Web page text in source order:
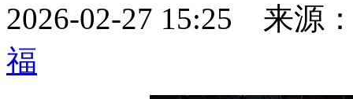
2026-02-27 15:25
来源
福